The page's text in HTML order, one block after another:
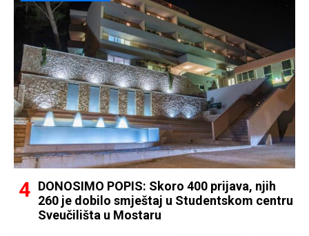
DONOSIMO POPIS: Skoro 400 prijava, njih
260 je dobilo smještaj u Studentskom centru
Sveučilišta u Mostaru